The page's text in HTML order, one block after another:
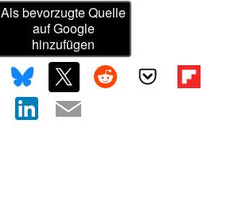
Als bevorzugte Quelle
auf Google
hinzufügen